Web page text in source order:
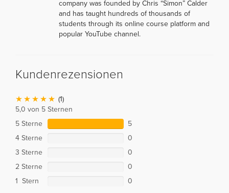
company was founded by Chris “Simon” Calder
and has taught hundreds of thousands of
students through its online course platform and
popular YouTube channel.
Kundenrezensionen
(1)
5,0 von 5 Sternen
5 Sterne
5
4 Sterne
0
3 Sterne
0
2 Sterne
0
1 Stern
0